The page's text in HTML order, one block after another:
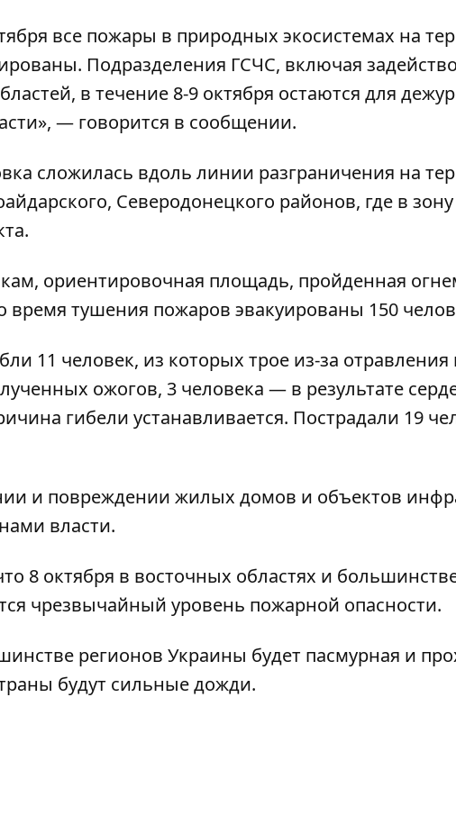
все пожары в природных экосистемах на
Подразделения ГСЧС, включая
в течение 8-9 октября остаются для
— говорится в сообщении.
сложилась вдоль линии разграничения на
Северодонецкого районов, где в
ориентировочная площадь, пройденная
время тушения пожаров эвакуированы 150
11 человек, из которых трое из-за
ожогов, 3 человека — в результате
гибели устанавливается. Пострадали 19
и повреждении жилых домов и объектов
власти.
8 октября в восточных областях и
чрезвычайный уровень пожарной опасности.
регионов Украины будет пасмурная и
будут сильные дожди.